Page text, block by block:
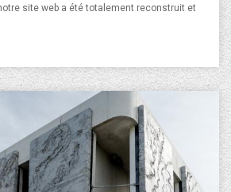
site web a été totalement reconstruit et
à votre smartphone ou tablette.
vers nos différentes rubriques. Les
collectifs ou individuels sont détaillées et
N'hésitez pas à partager notre
!
de Bienvenue sur notre nouveau site !